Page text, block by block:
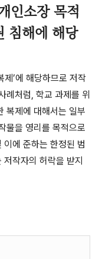
인소장 목적
침해에 해당
제 ’에 해당하므로 저작
례처럼, 학교 과제를 위
복제에 대해서는 일부
물을 영리를 목적으로
에 준하는 한정된 범
작자의 허락을 받지